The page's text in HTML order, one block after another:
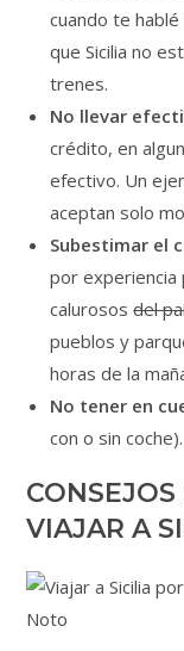
cuando te
que Sicilia no
trenes.
No llevar
crédito, en
efectivo. Un
aceptan solo
Subestimar el
por experiencia
calurososdel
pueblos y
horas de la
No tener en
con o sin coche).
VIAJAR A
Noto